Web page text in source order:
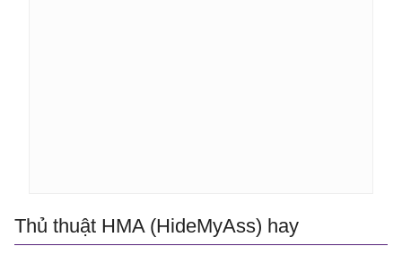
Thủ thuật HMA (HideMyAss) hay